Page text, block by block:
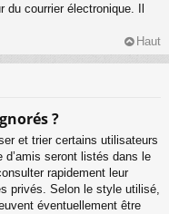
courrier électronique. Il
Haut
?
et trier certains utilisateurs
seront listés dans le
rapidement leur
privés. Selon le style utilisé,
éventuellement être